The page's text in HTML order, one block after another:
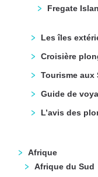
Fregate
Les îles
Croisière
Tourisme aux
Guide de
L’avis des
Afrique
Afrique du Sud